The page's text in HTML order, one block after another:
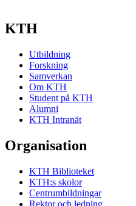
KTH
Utbildning
Forskning
Samverkan
Om KTH
Student på KTH
Alumni
KTH Intranät
Organisation
KTH Biblioteket
KTH:s skolor
Centrumbildningar
Rektor och ledning